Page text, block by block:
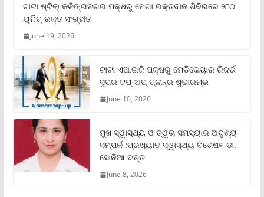
ଟାଟା ଷ୍ଟିଲ୍‌ କଳିଙ୍ଗନଗର ପକ୍ଷରୁ ମେଗା ରକ୍ତଦାନ ଶିବିରରେ ୨୮୦
ୟୁନିଟ୍‌ ରକ୍ତ ସଂଗୃହୀତ
June 19, 2026
ଟାଟା ଏଆଇଜି ପକ୍ଷରୁ ମେଡିକେୟାର ରିଜର୍ଭ
ସୁପର ଟପ୍‌-ଅପ୍ ପ୍ଲାନ୍‌ର ଶୁଭାରମ୍ଭ
June 10, 2026
ମୁଖ ସ୍ୱାସ୍ଥ୍ୟ ଓ ତ୍ୱଚା ସମସ୍ୟାର ଅଦୃଶ୍ୟ
ସମ୍ପର୍କ :ପ୍ରଖ୍ୟାତ ସ୍ୱାସ୍ଥ୍ୟ ବିଶେଷଜ୍ଞ ଡା.
ସୋନିଆ ଦତ୍ତ
June 8, 2026